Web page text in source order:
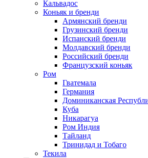
Кальвадос
Коньяк и бренди
Армянский бренди
Грузинский бренди
Испанский бренди
Молдавский бренди
Российский бренди
Французский коньяк
Ром
Гватемала
Германия
Доминиканская
Куба
Никарагуа
Ром Индия
Тайланд
Тринидад и Тобаго
Текила